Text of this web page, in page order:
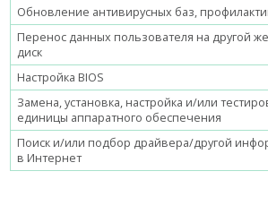
Обновление антивирусных баз,
Перенос данных пользователя на другой
диск
Настройка BIOS
Замена, установка, настройка и/или
единицы аппаратного обеспечения
Поиск и/или подбор драйвера/другой
в Интернет